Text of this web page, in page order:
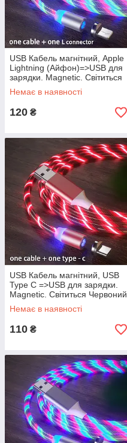
USB Кабель магнітний, Apple
Lightning (Айфон)=>USB для
зарядки. Magnetic. Світиться
Мультіколор
Немає в наявності
120 ₴
USB Кабель магнітний, USB
Type C =>USB для зарядки.
Magnetic. Світиться Червоний
Немає в наявності
110 ₴